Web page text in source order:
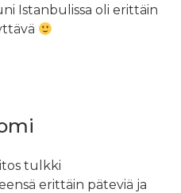
Istanbulissa oli erittäin
tulkki
erittäin päteviä ja